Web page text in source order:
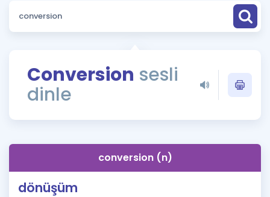
ÖSYM Sınav Takvimi
Kampanyalar
İngilizce Gramer
Conversion sesli
dinle
conversion (n)
dönüşüm